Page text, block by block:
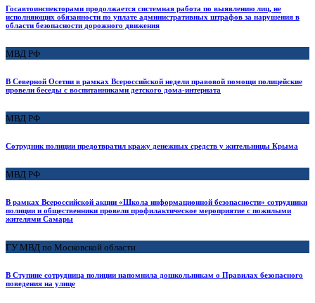
Госавтоинспекторами продолжается системная работа по выявлению лиц, не
исполняющих обязанности по уплате административных штрафов за нарушения в
области безопасности дорожного движения
МВД РФ
В Северной Осетии в рамках Всероссийской недели правовой помощи полицейские
провели беседы с воспитанниками детского дома-интерната
МВД РФ
Сотрудник полиции предотвратил кражу денежных средств у жительницы Крыма
МВД РФ
В рамках Всероссийской акции «Школа информационной безопасности» сотрудники
полиции и общественники провели профилактическое мероприятие с пожилыми
жителями Самары
ГУ МВД по Московской области
В Ступине сотрудница полиции напомнила дошкольникам о Правилах безопасного
поведения на улице